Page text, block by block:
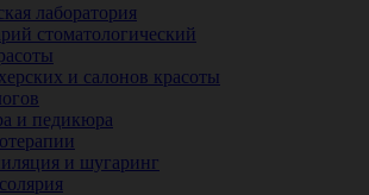
лаборатория
стоматологический
и салонов красоты
и педикюра
и шугаринг